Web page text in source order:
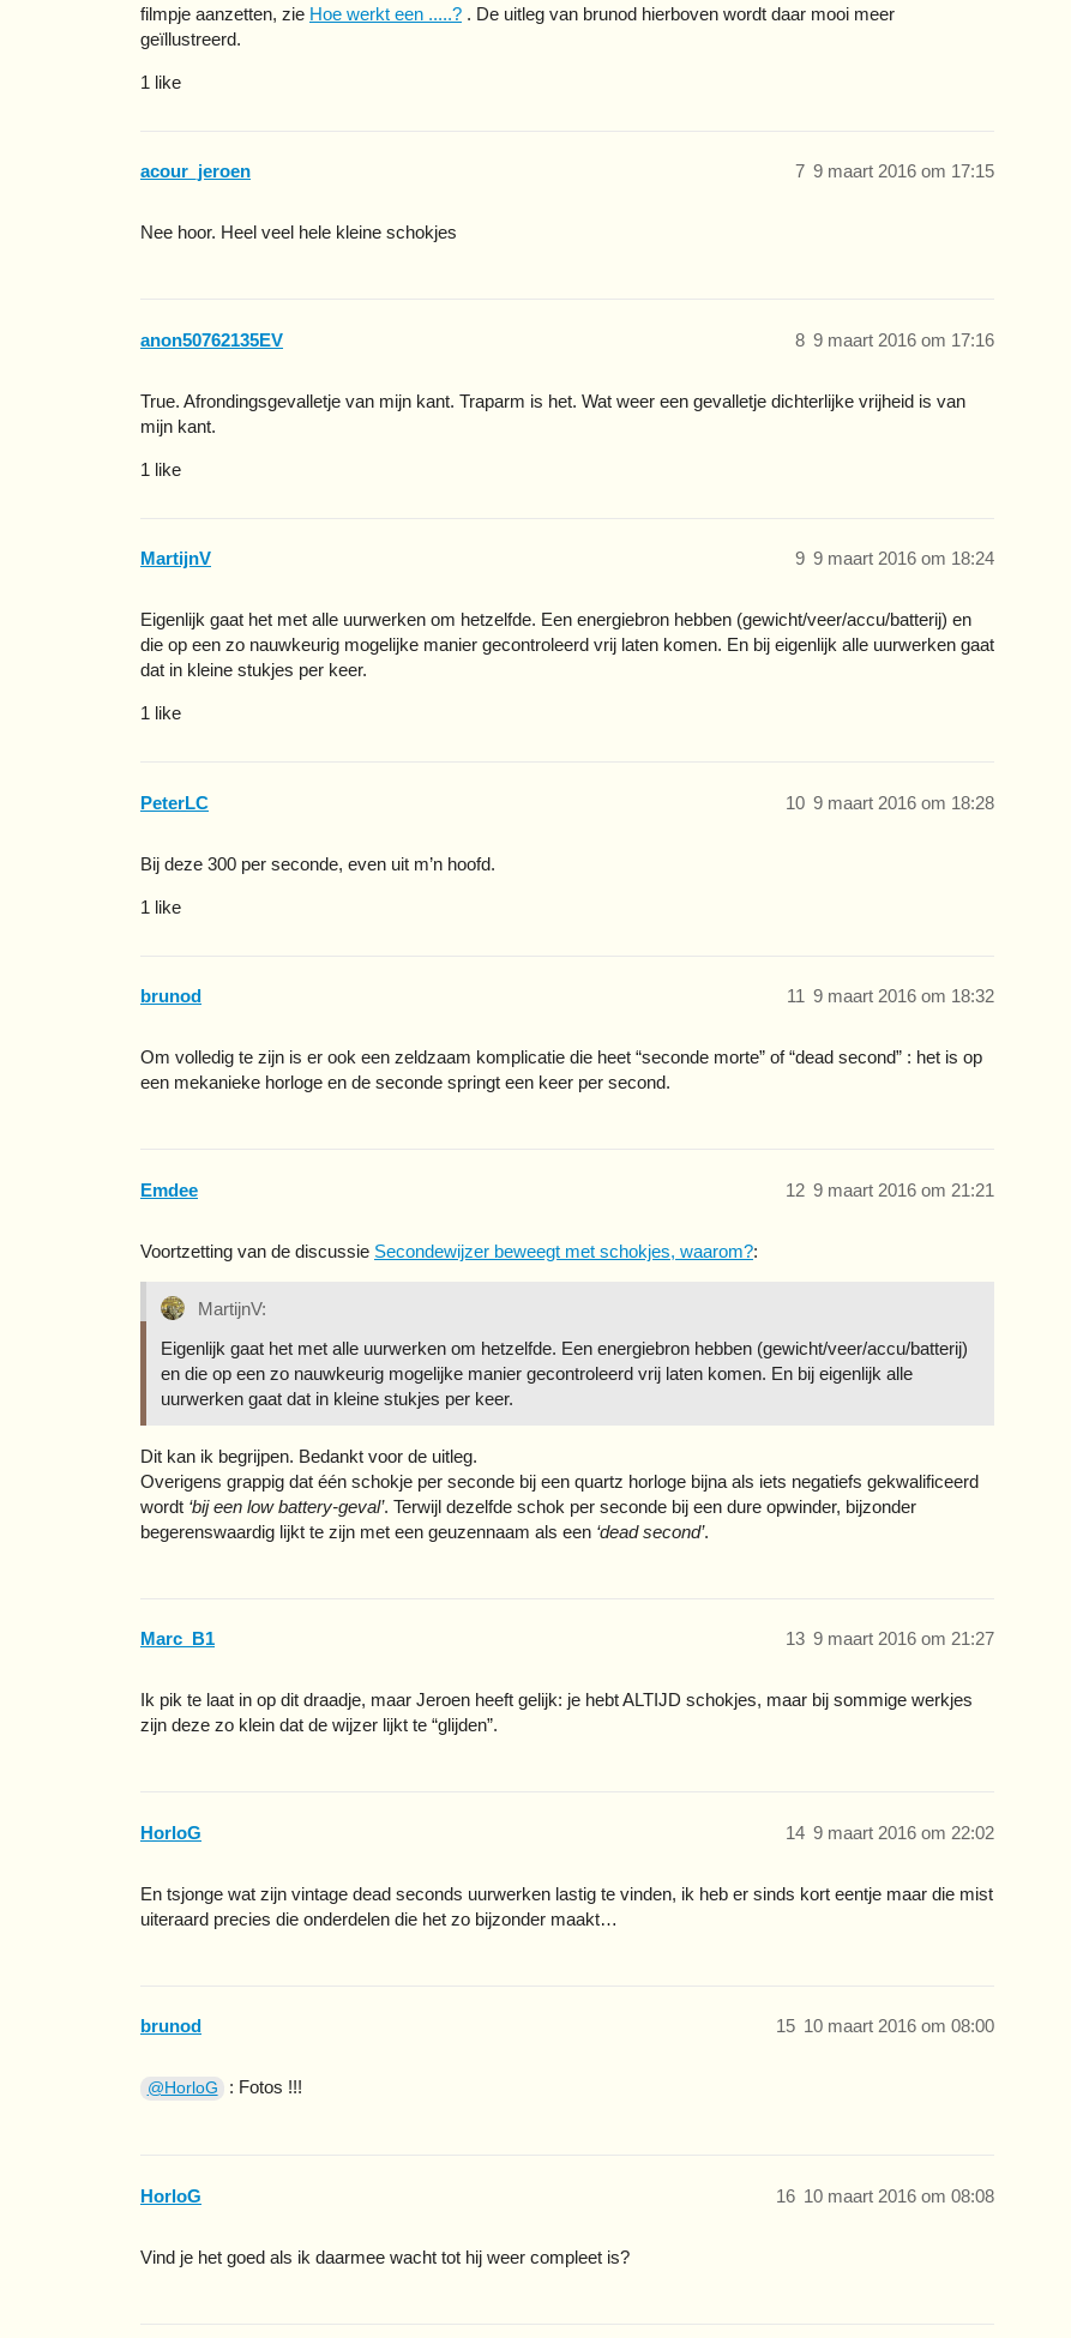
filmpje aanzetten, zie Hoe werkt een .....? . De uitleg van brunod hierboven wordt daar mooi meer
geïllustreerd.
1 like
acour_jeroen 9 maart 2016 om 17:15
7
Nee hoor. Heel veel hele kleine schokjes
anon50762135EV 9 maart 2016 om 17:16
8
True. Afrondingsgevalletje van mijn kant. Traparm is het. Wat weer een gevalletje dichterlijke vrijheid is van
mijn kant.
1 like
MartijnV 9 maart 2016 om 18:24
9
Eigenlijk gaat het met alle uurwerken om hetzelfde. Een energiebron hebben (gewicht/veer/accu/batterij) en
die op een zo nauwkeurig mogelijke manier gecontroleerd vrij laten komen. En bij eigenlijk alle uurwerken gaat
dat in kleine stukjes per keer.
1 like
PeterLC 9 maart 2016 om 18:28
10
Bij deze 300 per seconde, even uit m’n hoofd.
1 like
brunod 9 maart 2016 om 18:32
11
Om volledig te zijn is er ook een zeldzaam komplicatie die heet “seconde morte” of “dead second” : het is op
een mekanieke horloge en de seconde springt een keer per second.
Emdee 9 maart 2016 om 21:21
12
Voortzetting van de discussie Secondewijzer beweegt met schokjes, waarom?:
MartijnV:
Eigenlijk gaat het met alle uurwerken om hetzelfde. Een energiebron hebben (gewicht/veer/accu/batterij)
en die op een zo nauwkeurig mogelijke manier gecontroleerd vrij laten komen. En bij eigenlijk alle
uurwerken gaat dat in kleine stukjes per keer.
Dit kan ik begrijpen. Bedankt voor de uitleg.
Overigens grappig dat één schokje per seconde bij een quartz horloge bijna als iets negatiefs gekwalificeerd
wordt ‘bij een low battery-geval’. Terwijl dezelfde schok per seconde bij een dure opwinder, bijzonder
begerenswaardig lijkt te zijn met een geuzennaam als een ‘dead second’.
Marc_B1 9 maart 2016 om 21:27
13
Ik pik te laat in op dit draadje, maar Jeroen heeft gelijk: je hebt ALTIJD schokjes, maar bij sommige werkjes
zijn deze zo klein dat de wijzer lijkt te “glijden”.
HorloG 9 maart 2016 om 22:02
14
En tsjonge wat zijn vintage dead seconds uurwerken lastig te vinden, ik heb er sinds kort eentje maar die mist
uiteraard precies die onderdelen die het zo bijzonder maakt…
brunod 10 maart 2016 om 08:00
15
@HorloG : Fotos !!!
HorloG 10 maart 2016 om 08:08
16
Vind je het goed als ik daarmee wacht tot hij weer compleet is?